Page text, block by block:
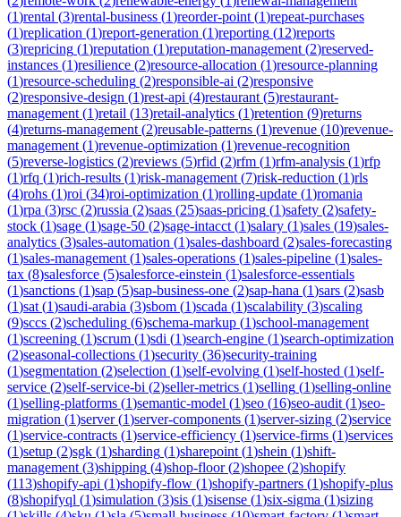
(1)rental (3)rental-business (1)reorder-point (1)repeat-purchases
(1)replication (1)report-generation (1)reporting (12)reports
(3)repricing (1)reputation (1)reputation-management (2)reserved-
instances (1)resilience (2)resource-allocation (1)resource-planning
(1)resource-scheduling (2)responsible-ai (2)responsive
(2)responsive-design (1)rest-api (4)restaurant (5)restaurant-
management (1)retail (13)retail-analytics (1)retention (9)returns
(4)returns-management (2)reusable-patterns (1)revenue (10)revenue-
management (1)revenue-optimization (1)revenue-recognition
(5)reverse-logistics (2)reviews (5)rfid (2)rfm (1)rfm-analysis (1)rfp
(1)rfq (1)rich-results (1)risk-management (7)risk-reduction (1)rls
(4)rohs (1)roi (34)roi-optimization (1)rolling-update (1)romania
(1)rpa (3)rsc (2)russia (2)saas (25)saas-pricing (1)safety (2)safety-
stock (1)sage (1)sage-50 (2)sage-intacct (1)salary (1)sales (19)sales-
analytics (3)sales-automation (1)sales-dashboard (2)sales-forecasting
(1)sales-management (1)sales-operations (1)sales-pipeline (1)sales-
tax (8)salesforce (5)salesforce-einstein (1)salesforce-essentials
(1)sanctions (1)sap (5)sap-business-one (2)sap-hana (1)sars (2)sasb
(1)sat (1)saudi-arabia (3)sbom (1)scada (1)scalability (3)scaling
(9)sccs (2)scheduling (6)schema-markup (1)school-management
(1)screening (1)scrum (1)sdi (1)search-engine (1)search-optimization
(2)seasonal-collections (1)security (36)security-training
(1)segmentation (2)selection (1)self-evolving (1)self-hosted (1)self-
service (2)self-service-bi (2)seller-metrics (1)selling (1)selling-online
(1)selling-platforms (1)semantic-model (1)seo (16)seo-audit (1)seo-
migration (1)server(1)server-components (1)server-sizing (2)service
(1)service-contracts (1)service-efficiency (1)service-firms (1)services
(1)setup (2)sgk (1)sharding (1)sharepoint (1)shein (1)shift-
management (3)shipping (4)shop-floor(2)shopee (2)shopify
(113)shopify-api (1)shopify-flow (1)shopify-partners (1)shopify-plus
(8)shopifyql (1)simulation (3)sis (1)sisense (1)six-sigma (1)sizing